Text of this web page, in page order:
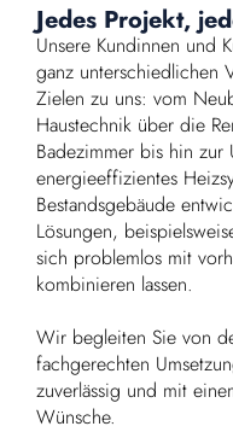
Jedes Projekt,
Unsere Kundinnen und
ganz unterschiedlichen
Zielen zu uns: vom
Haustechnik über die
Badezimmer bis hin zur
energieeffizientes
Bestandsgebäude
Lösungen,
sich problemlos mit
kombinieren lassen.
Wir begleiten Sie von
fachgerechten
zuverlässig und mit
Wünsche.